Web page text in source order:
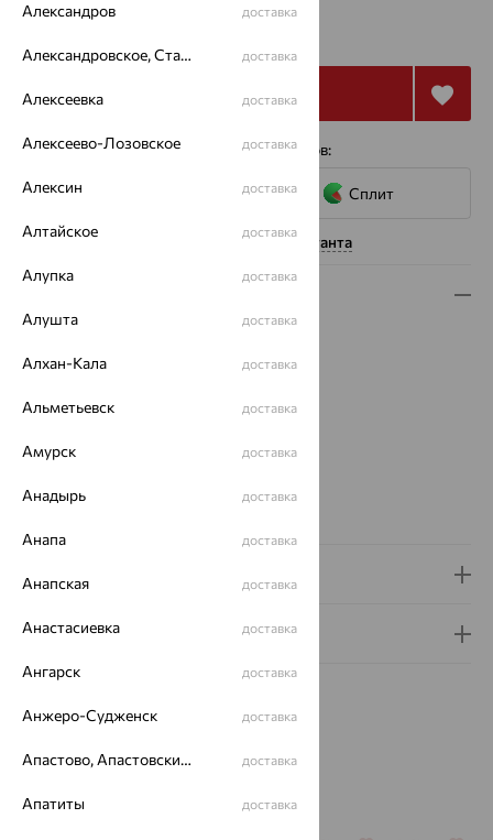
от 21 376
Купить
4 платежа по 5 344₽с помощью сервисов:
Сплит
Нужна помощь консультанта
Вес:2.12 — 3.09
Цвет металла:
Страна происхождения:
РОССИЯ
Бренд:
Доставка и оплата
Гарантия и возврат
Александров доставка
Александровское, Ставропольский край доставка
Алексеевка доставка
Алексеево-Лозовское доставка
Алексин доставка
Алтайское доставка
Алупка доставка
Алушта доставка
Алхан-Кала доставка
Альметьевск доставка
Амурск доставка
Анадырь доставка
Анапа доставка
Анапская доставка
Анастасиевка доставка
Ангарск доставка
Анжеро-Судженск доставка
Апастово, Апастовский район доставка
Апатиты доставка